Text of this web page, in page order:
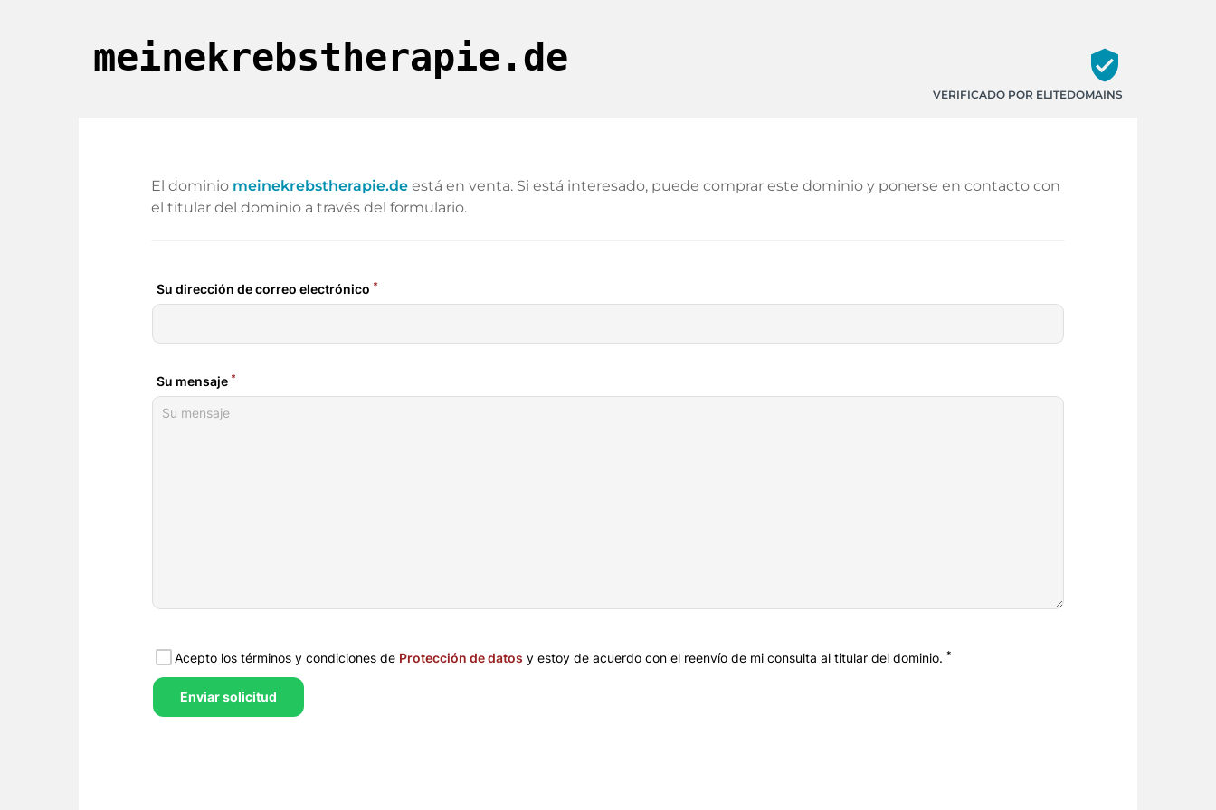
meinekrebstherapie.de verified_user
VERIFICADO POR ELITEDOMAINS
El dominio meinekrebstherapie.de está en venta. Si está interesado, puede comprar este dominio y ponerse en contacto con
el titular del dominio a través del formulario.